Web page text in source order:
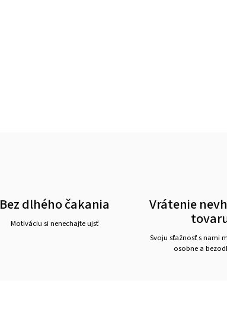
Bez dlhého čakania
Motiváciu si nenechajte ujsť
Vrátenie
Svoju sťažnosť s nami
osobne a